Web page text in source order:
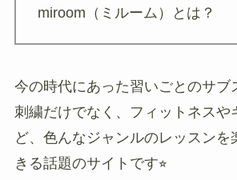
miroom（ミルーム）とは？
今の時代にあった習いごとのサブ
刺繍だけでなく、フィットネスや
ど、色んなジャンルのレッスンを
きる話題のサイトです⭐︎